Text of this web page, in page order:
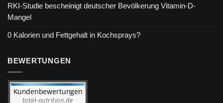
RKI-Studie bescheinigt deutscher Bevölkerung Vitamin-D-
Mangel
0 Kalorien und Fettgehalt in Kochsprays?
BEWERTUNGEN